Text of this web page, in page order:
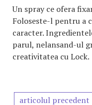
Un spray ce ofera
Foloseste-l pentru a
caracter.
parul, nelansand-ul
creativitatea cu Lock.
articolul precedent